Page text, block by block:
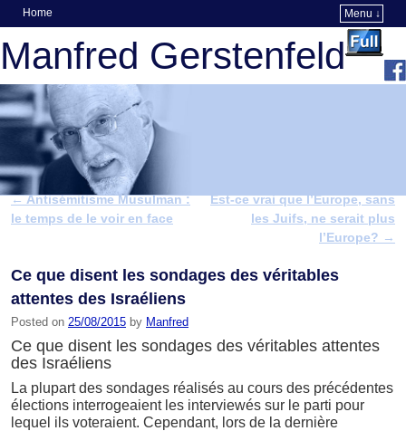
Home
Menu ↓
Manfred Gerstenfeld
Post navigation
←Antisémitisme Musulman :
le temps de le voir en face
Est-ce vrai que l’Europe, sans
les Juifs, ne serait plus
l’Europe? →
Ce que disent les sondages des véritables
attentes des Israéliens
Posted on 25/08/2015 by Manfred
Ce que disent les sondages des véritables attentes
des Israéliens
La plupart des sondages réalisés au cours des précédentes
élections interrogeaient les interviewés sur le parti pour
lequel ils voteraient. Cependant, lors de la dernière